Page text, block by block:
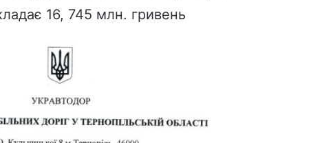
16, 745 млн. гривень